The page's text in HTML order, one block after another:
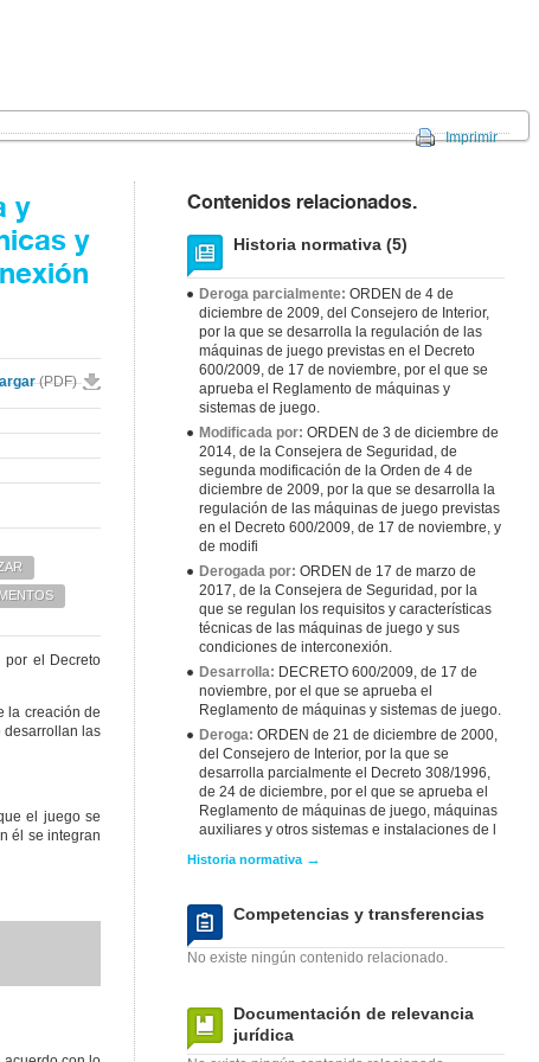
Imprimir
y
y
(PDF)
por el Decreto
la creación de
desarrollan las
el juego se
él se integran
Contenidos relacionados.
Historia normativa (5)
Deroga parcialmente:ORDEN de 4 de
diciembre de 2009, del Consejero de Interior,
por la que se desarrolla la regulación de las
máquinas de juego previstas en el Decreto
600/2009, de 17 de noviembre, por el que se
aprueba el Reglamento de máquinas y
sistemas de juego.
Modificada por:ORDEN de 3 de diciembre de
2014, de la Consejera de Seguridad, de
segunda modificación de la Orden de 4 de
diciembre de 2009, por la que se desarrolla la
regulación de las máquinas de juego previstas
en el Decreto 600/2009, de 17 de noviembre, y
de modifi
Derogada por:ORDEN de 17 de marzo de
2017, de la Consejera de Seguridad, por la
que se regulan los requisitos y características
técnicas de las máquinas de juego y sus
condiciones de interconexión.
Desarrolla: DECRETO 600/2009, de 17 de
noviembre, por el que se aprueba el
Reglamento de máquinas y sistemas de juego.
Deroga:ORDEN de 21 de diciembre de 2000,
del Consejero de Interior, por la que se
desarrolla parcialmente el Decreto 308/1996,
de 24 de diciembre, por el que se aprueba el
Reglamento de máquinas de juego, máquinas
auxiliares y otros sistemas e instalaciones de l
Historia normativa →
Competencias y transferencias
No existe ningún contenido relacionado.
Documentación de relevancia
jurídica